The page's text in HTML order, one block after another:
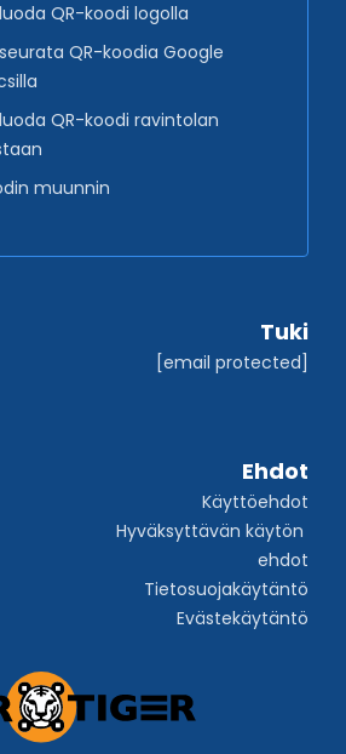
QR-koodi logolla
QR-koodia Google
QR-koodi ravintolan
muunnin
Tuki
[email protected]
Ehdot
Käyttöehdot
Hyväksyttävän käytön
ehdot
Tietosuojakäytäntö
Evästekäytäntö